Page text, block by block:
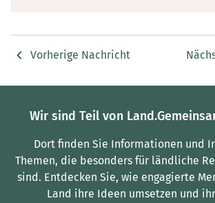
Vorherige Nachricht
Wir sind Teil von
Dort finden Sie Informationen und
Themen, die besonders für ländliche
sind. Entdecken Sie, wie engagierte
Land ihre Ideen umsetzen und